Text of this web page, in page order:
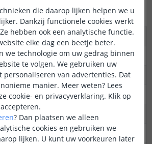
Enkele kleur led strips
Ja
86x20x86 mm
30 meter (max)
Ja
die daarop lijken helpen we u
Dankzij functionele cookies werkt
hebben ook een analytische functie.
elke dag een beetje beter.
we technologie om uw gedrag binnen
te volgen. We gebruiken uw
personaliseren van advertenties. Dat
manier. Meer weten? Lees
cookie- en privacyverklaring. Klik op
? Dan plaatsen we alleen
cookies en gebruiken we
lijken. U kunt uw voorkeuren later